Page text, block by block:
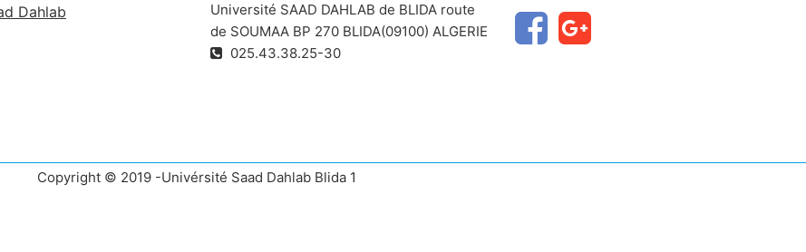
Dahlab
Université SAAD DAHLAB de BLIDA route
de SOUMAA BP 270 BLIDA(09100) ALGERIE
025.43.38.25-30
Copyright © 2019 -Univérsité Saad Dahlab Blida 1